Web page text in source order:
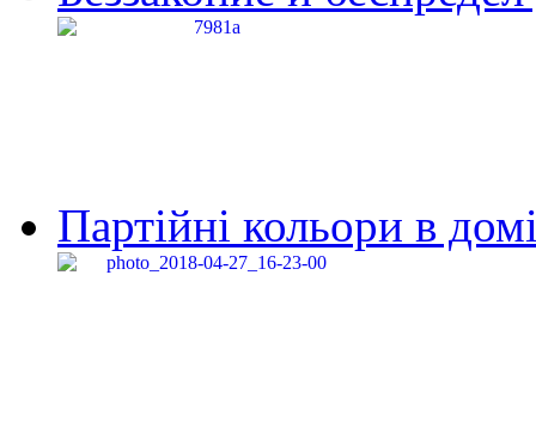
Партійні кольори в